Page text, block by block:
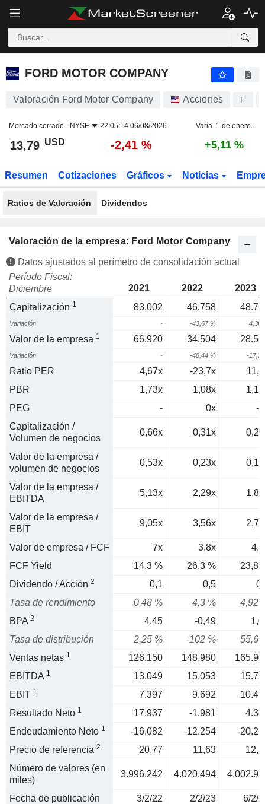
FORD MOTOR COMPANY
FORD MOTOR COMPANY
Valoración Ford Motor Company Acciones F
Mercado cerrado - NYSE 22:05:14 06/08/2026 Varia. 1 de enero.
13,79 USD -2,41 % +5,11 %
Resumen Cotizaciones Gráficos Noticias
Ratios de Valoración Dividendos
Valoración de la empresa: Ford Motor Company
Datos ajustados al perímetro de consolidación actual
Período Fiscal:
Diciembre
2021 2022
2023
Capitalización 1 83.002 46.758
Variación - -43,67 % 4,36
Valor de la empresa 1 66.920 34.504
Variación - -48,44 % -17,2
Ratio PER 4,67x -23,7x
PBR
1,73x 1,08x
PEG
- 0x
-
Capitalización /
Volumen de negocios
0,66x 0,31x
Valor de la empresa /
volumen de negocios
0,53x 0,23x
Valor de la empresa /
EBITDA
5,13x 2,29x
Valor de la empresa /
EBIT
9,05x 3,56x
Valor de empresa / FCF 7x 3,8x
FCF Yield
14,3 % 26,3 %
23,8
Dividendo / Acción 2 0,1 0,5
Tasa de rendimiento
0,48 % 4,3 %
4,92
BPA 2 4,45 -0,49
Tasa de distribución
2,25 % -102 %
55,6
Ventas netas 1 126.150 148.980
EBITDA 1 13.049 15.053
EBIT 1 7.397 9.692
Resultado Neto 1 17.937 -1.981
Endeudamiento Neto 1 -16.082 -12.254
-
Precio de referencia 2 20,77 11,63
Número de valores (en
miles)
3.996.242 4.020.494
Fecha de publicación 3/2/22 2/2/23 6/2/